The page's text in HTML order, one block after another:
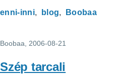
enni-inni blog Boobaa
Boobaa , 2006-08-21
Szép tarcali